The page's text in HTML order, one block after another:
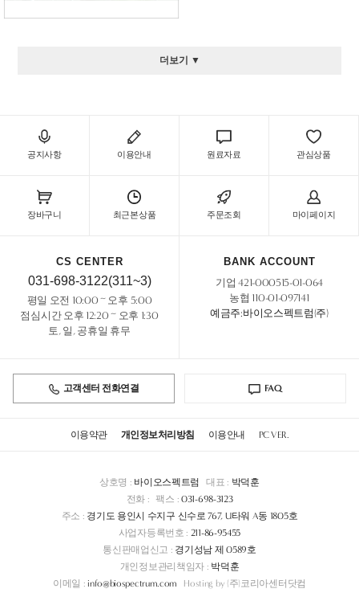
더보기 ▼
공지사항 이용안내 원료자료 관심상품
장바구니 최근본상품 주문조회 마이페이지
CS CENTER
031-698-3122(311~3)
평일 오전 10:00 ~ 오후 5:00
점심시간 오후 12:20 ~ 오후 1:30
토, 일, 공휴일 휴무
BANK ACCOUNT
기업 421-000515-01-064
농협 110-01-097141
예금주:바이오스펙트럼(주)
고객센터 전화연결 FAQ
이용약관 개인정보처리방침 이용안내 PC VER.
상호명 : 바이오스펙트럼 대표 : 박덕훈
전화 : 팩스 : 031-698-3123
주소 : 경기도 용인시 수지구 신수로 767, U타워 A동 1805호
사업자등록번호 : 211-86-95455
통신판매업신고 : 경기성남 제 0589호
개인정보관리책임자 : 박덕훈
이메일 : info@biospectrum.com Hosting by (주)코리아센터닷컴